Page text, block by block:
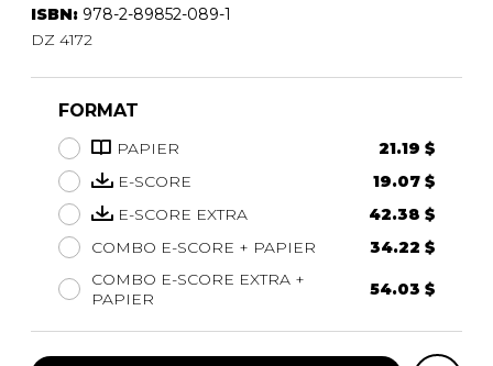
ISBN: 978-2-89852-089-1
DZ 4172
FORMAT
PAPIER
21.19 $
E-SCORE
19.07 $
E-SCORE EXTRA
42.38 $
COMBO E-SCORE + PAPIER
34.22 $
COMBO E-SCORE EXTRA +
PAPIER
54.03 $